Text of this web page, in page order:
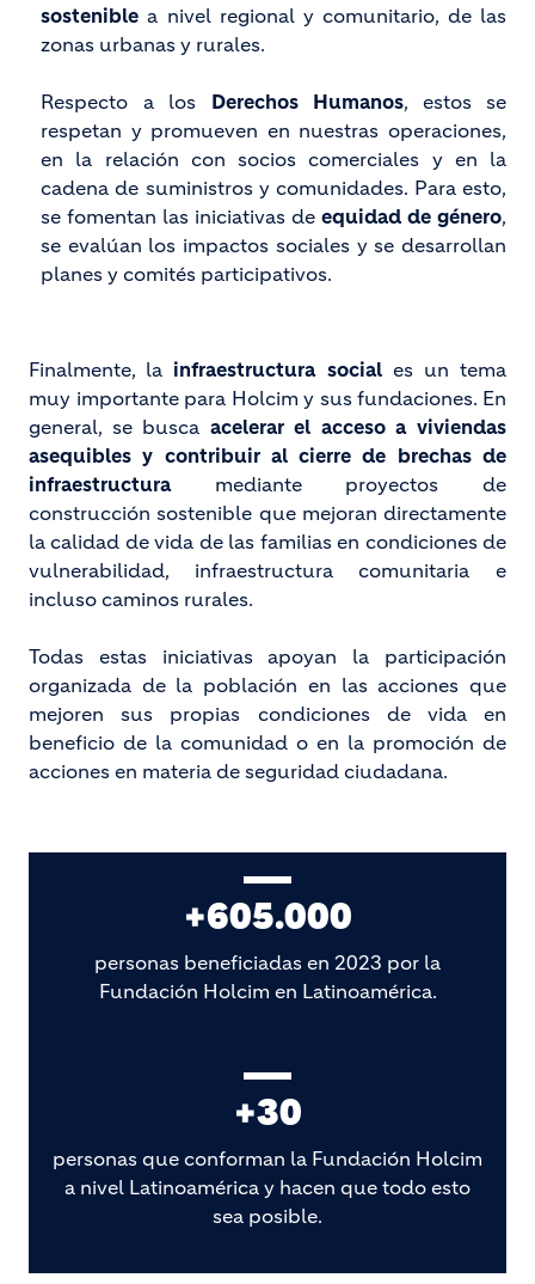
sostenible a nivel regional y comunitario, de las
zonas urbanas y rurales.
Respecto a los Derechos Humanos, estos se
respetan y promueven en nuestras operaciones,
en la relación con socios comerciales y en la
cadena de suministros y comunidades. Para esto,
se fomentan las iniciativas de equidad de género,
se evalúan los impactos sociales y se desarrollan
planes y comités participativos.
Finalmente, la infraestructura sociales un tema
muy importante para Holcim y sus fundaciones. En
general, se busca acelerar el acceso a viviendas
asequibles y contribuir al cierre de brechas de
infraestructuramediante proyectos de
construcción sostenible que mejoran directamente
la calidad de vida de las familias en condiciones de
vulnerabilidad, infraestructura comunitaria e
incluso caminos rurales.
Todas estas iniciativas apoyan la participación
organizada de la población en las acciones que
mejoren sus propias condiciones de vida en
beneficio de la comunidad o en la promoción de
acciones en materia de seguridad ciudadana.
+605.000
personas beneficiadas en 2023 por la
Fundación Holcim en Latinoamérica.
+30
personas que conforman la Fundación Holcim
a nivel Latinoamérica y hacen que todo esto
sea posible.